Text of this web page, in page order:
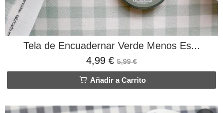
Tela de Encuadernar Verde Menos Es...
4,99 € 5,99 €
Añadir a Carrito